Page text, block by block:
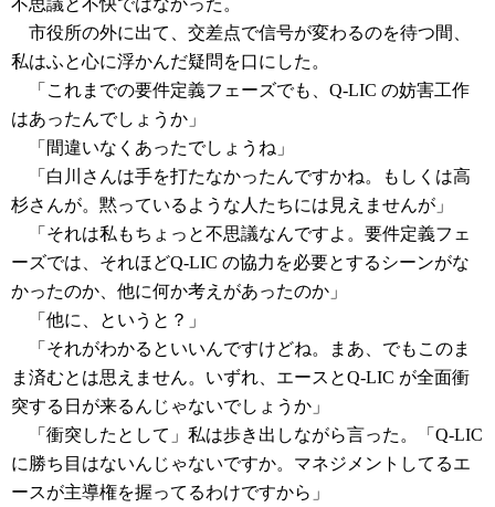
不思議と不快ではなかった。
市役所の外に出て、交差点で信号が変わるのを待つ間、
私はふと心に浮かんだ疑問を口にした。
「これまでの要件定義フェーズでも、Q-LIC の妨害工作
はあったんでしょうか」
「間違いなくあったでしょうね」
「白川さんは手を打たなかったんですかね。もしくは高
杉さんが。黙っているような人たちには見えませんが」
「それは私もちょっと不思議なんですよ。要件定義フェ
ーズでは、それほどQ-LIC の協力を必要とするシーンがな
かったのか、他に何か考えがあったのか」
「他に、というと？」
「それがわかるといいんですけどね。まあ、でもこのま
ま済むとは思えません。いずれ、エースとQ-LIC が全面衝
突する日が来るんじゃないでしょうか」
「衝突したとして」私は歩き出しながら言った。「Q-LIC
に勝ち目はないんじゃないですか。マネジメントしてるエ
ースが主導権を握ってるわけですから」